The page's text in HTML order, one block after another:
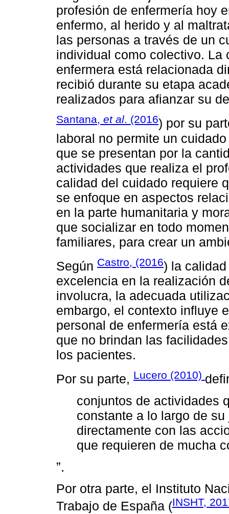
profesión de enfermería hoy
enfermo, al herido y al
las personas a través de un
individual como colectivo. La
enfermera está relacionada
recibió durante su etapa
realizados para afianzar su
Santana, et al. (2016) por su
laboral no permite un
que se presentan por la
actividades que realiza el
calidad del cuidado requiere
se enfoque en aspectos
en la parte humanitaria y
que socializar en todo
familiares, para crear un
Según Castro, (2016) la
excelencia en la realización
involucra, la adecuada
embargo, el contexto influye
personal de enfermería está
que no brindan las
los pacientes.
Por su parte, Lucero (2010)
conjuntos de actividades
constante a lo largo de
directamente con las
que requieren de mucha
”.
Por otra parte, el Instituto
Trabajo de España (INSHT,